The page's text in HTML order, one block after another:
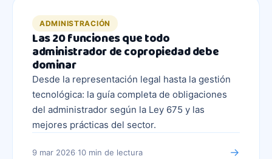
ADMINISTRACIÓN
Las 20 funciones que todo
administrador de copropiedad debe
dominar
Desde la representación legal hasta la gestión
tecnológica: la guía completa de obligaciones
del administrador según la Ley 675 y las
mejores prácticas del sector.
9 mar 2026·10 min de lectura →